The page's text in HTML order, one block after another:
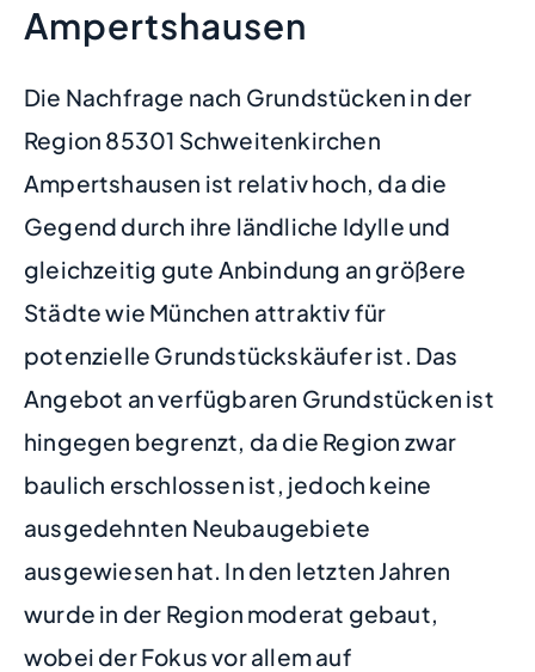
Ampertshausen
Die Nachfrage nach Grundstücken in der
Region 85301 Schweitenkirchen
Ampertshausen ist relativ hoch, da die
Gegend durch ihre ländliche Idylle und
gleichzeitig gute Anbindung an größere
Städte wie München attraktiv für
potenzielle Grundstückskäufer ist. Das
Angebot an verfügbaren Grundstücken ist
hingegen begrenzt, da die Region zwar
baulich erschlossen ist, jedoch keine
ausgedehnten Neubaugebiete
ausgewiesen hat. In den letzten Jahren
wurde in der Region moderat gebaut,
wobei der Fokus vor allem auf